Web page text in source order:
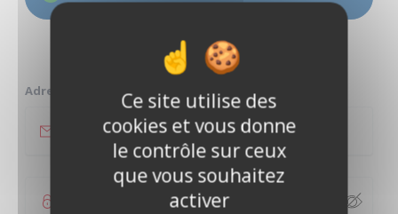
ou
Adresse e-mail
Ce site utilise des
cookies et vous donne
le contrôle sur ceux
que vous souhaitez
activer